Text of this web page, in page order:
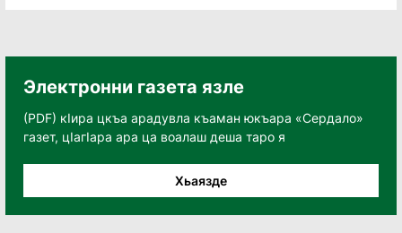
Электронни газета язле
(PDF) кӀира цкъа арадувла къаман юкъара «Сердало»
газет, цӀагӀара ара ца воалаш деша таро я
Хьаязде